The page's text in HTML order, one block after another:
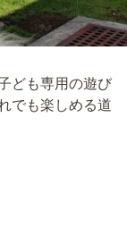
ども専用の遊び
でも楽しめる道